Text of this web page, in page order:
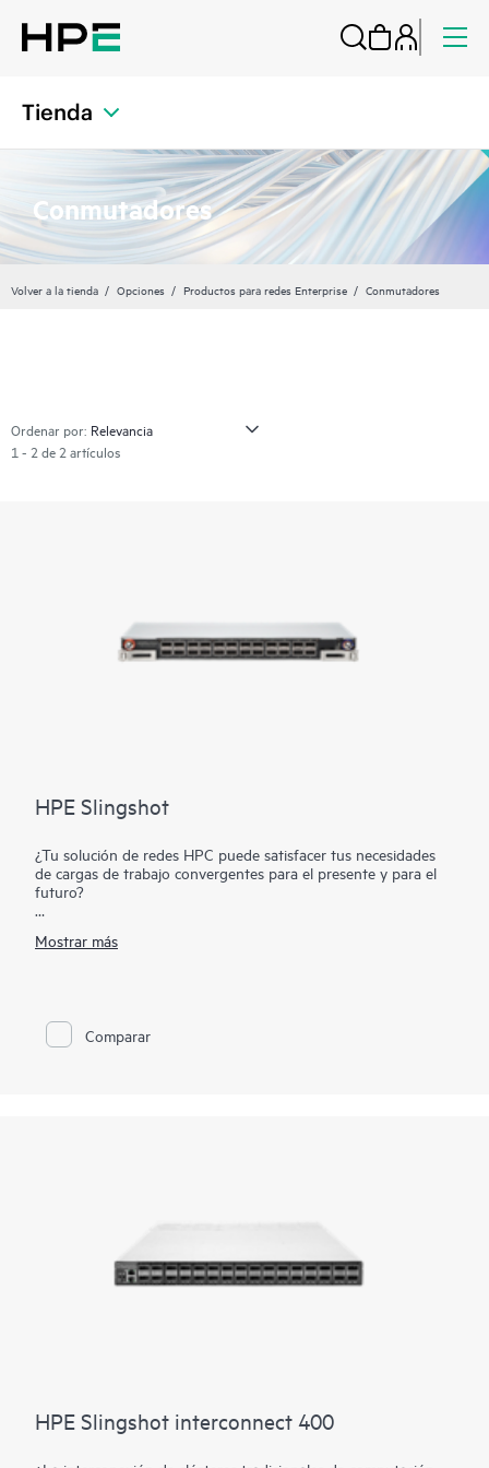
Tienda
Conmutadores
Volver a la tienda Opciones Productos para redes Enterprise Conmutadores
Ordenar por:
1 - 2 de 2 artículos
HPE Slingshot
¿Tu solución de redes HPC puede satisfacer tus necesidades
de cargas de trabajo convergentes para el presente y para el
futuro?
rendimiento para HPC y clústeres de inteligencia artificial que
con la ubicuidad de Ethernet. Esto ofrece una infraestructura
convergente con alto rendimiento tanto en códigos de
Mostrar más
Comparar
HPE Slingshot interconnect 400